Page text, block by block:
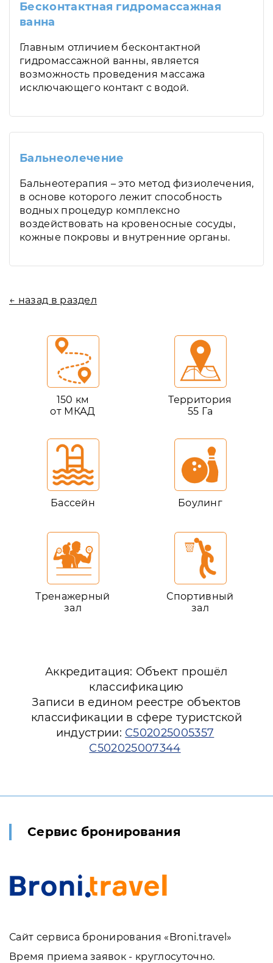
Бесконтактная гидромассажная
ванна
Главным отличием бесконтактной
гидромассажной ванны, является
возможность проведения массажа
исключающего контакт с водой.
Бальнеолечение
Бальнеотерапия – это метод физиолечения,
в основе которого лежит способность
водных процедур комплексно
воздействовать на кровеносные сосуды,
кожные покровы и внутренние органы.
← назад в раздел
150 км
от МКАД
Территория
55 Га
Бассейн Боулинг
Тренажерный
зал
Спортивный
зал
Аккредитация: Объект прошёл
классификацию
Записи в едином реестре объектов
классификации в сфере туристской
индустрии: С502025005357
С502025007344
Сервис бронирования
Сайт сервиса бронирования «Broni.travel»
Время приема заявок - круглосуточно.